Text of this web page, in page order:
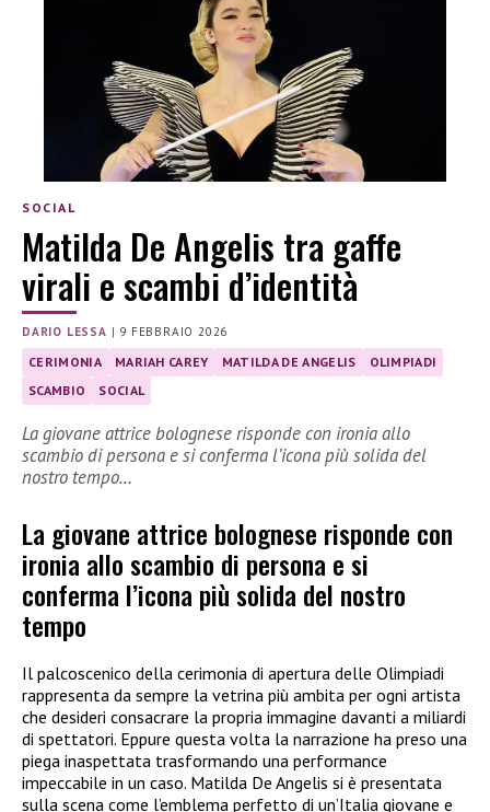
SOCIAL
Matilda De Angelis tra gaffe
virali e scambi d’identità
DARIO LESSA | 9 FEBBRAIO 2026
CERIMONIA MARIAH CAREY MATILDA DE ANGELIS
OLIMPIADI
SCAMBIO
SOCIAL
La giovane attrice bolognese risponde con ironia allo
scambio di persona e si conferma l’icona più solida del
nostro tempo…
La giovane attrice bolognese risponde con
ironia allo scambio di persona e si
conferma l’icona più solida del nostro
tempo
Il palcoscenico della cerimonia di apertura delle Olimpiadi
rappresenta da sempre la vetrina più ambita per ogni artista
che desideri consacrare la propria immagine davanti a miliardi
di spettatori. Eppure questa volta la narrazione ha preso una
piega inaspettata trasformando una performance
impeccabile in un caso. Matilda De Angelis si è presentata
sulla scena come l’emblema perfetto di un’Italia giovane e